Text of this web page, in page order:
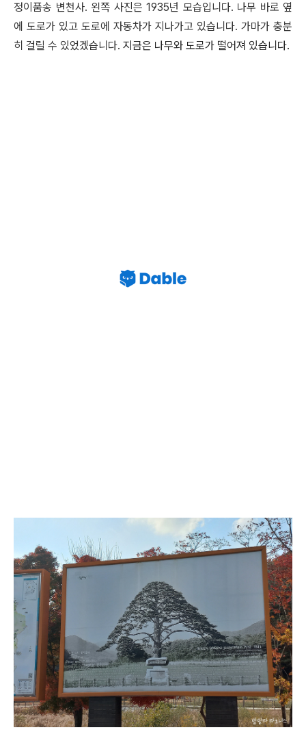
정이품송 변천사. 왼쪽 사진은 1935년 모습입니다. 나무 바로 옆
에 도로가 있고 도로에 자동차가 지나가고 있습니다. 가마가 충분
히 걸릴 수 있었겠습니다. 지금은 나무와 도로가 떨어져 있습니다.